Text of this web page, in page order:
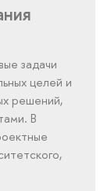
задачи
целей и
решений,
В